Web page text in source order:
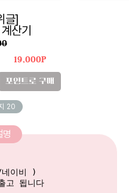
글]
산기
19,000P
포인트로 구매
20
명
이비 )
고 됩니다